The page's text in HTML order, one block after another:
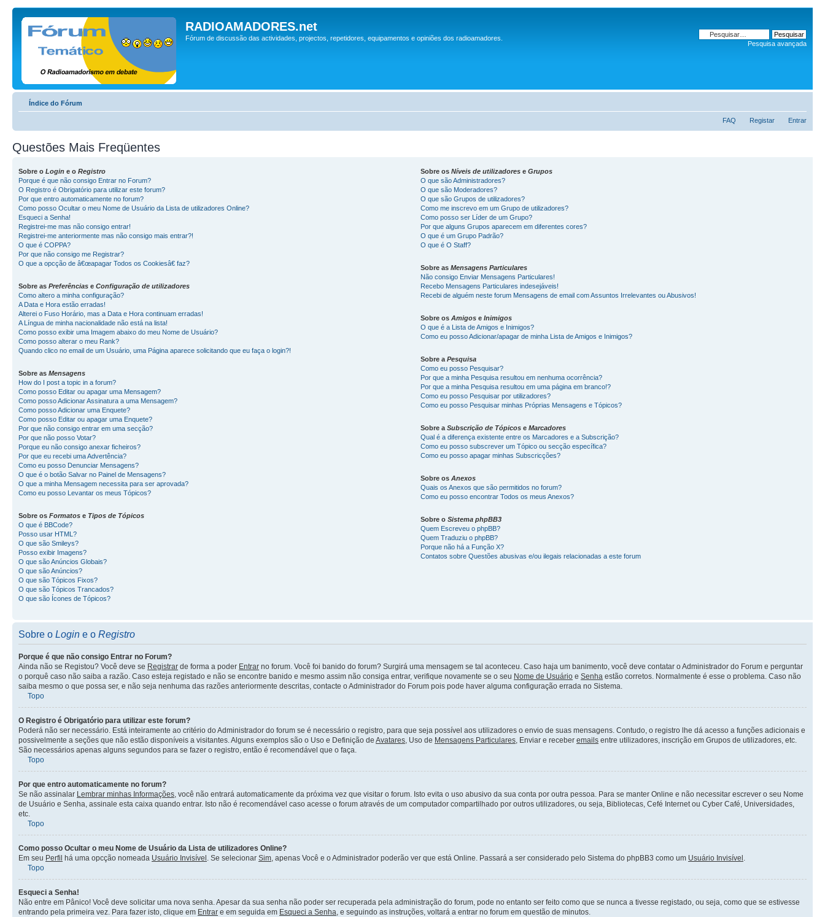
RADIOAMADORES.net
Fórum de discussão das actividades, projectos, repetidores, equipamentos e opiniões dos radioamadores.
Pesquisa avançada
Índice do Fórum
FAQ Registar Entrar
Questões Mais Freqüentes
Sobre o Login e o Registro
Porque é que não consigo Entrar no Forum?
O Registro é Obrigatório para utilizar este forum?
Por que entro automaticamente no forum?
Como posso Ocultar o meu Nome de Usuário da Lista de utilizadores Online?
Esqueci a Senha!
Registrei-me mas não consigo entrar!
Registrei-me anteriormente mas não consigo mais entrar?!
O que é COPPA?
Por que não consigo me Registrar?
O que a opcção de â€œapagar Todos os Cookiesâ€ faz?
Sobre as Preferências e Configuração de utilizadores
Como altero a minha configuração?
A Data e Hora estão erradas!
Alterei o Fuso Horário, mas a Data e Hora continuam erradas!
A Língua de minha nacionalidade não está na lista!
Como posso exibir uma Imagem abaixo do meu Nome de Usuário?
Como posso alterar o meu Rank?
Quando clico no email de um Usuário, uma Página aparece solicitando que eu faça o login?!
Sobre as Mensagens
How do I post a topic in a forum?
Como posso Editar ou apagar uma Mensagem?
Como posso Adicionar Assinatura a uma Mensagem?
Como posso Adicionar uma Enquete?
Como posso Editar ou apagar uma Enquete?
Por que não consigo entrar em uma secção?
Por que não posso Votar?
Porque eu não consigo anexar ficheiros?
Por que eu recebi uma Advertência?
Como eu posso Denunciar Mensagens?
O que é o botão Salvar no Painel de Mensagens?
O que a minha Mensagem necessita para ser aprovada?
Como eu posso Levantar os meus Tópicos?
Sobre os Formatos e Tipos de Tópicos
O que é BBCode?
Posso usar HTML?
O que são Smileys?
Posso exibir Imagens?
O que são Anúncios Globais?
O que são Anúncios?
O que são Tópicos Fixos?
O que são Tópicos Trancados?
O que são Ícones de Tópicos?
Sobre os Níveis de utilizadorese Grupos
O que são Administradores?
O que são Moderadores?
O que são Grupos de utilizadores?
Como me inscrevo em um Grupo de utilizadores?
Como posso ser Líder de um Grupo?
Por que alguns Grupos aparecem em diferentes cores?
O que é um Grupo Padrão?
O que é O Staff?
Sobre as Mensagens Particulares
Não consigo Enviar Mensagens Particulares!
Recebo Mensagens Particulares indesejáveis!
Recebi de alguém neste forum Mensagens de email com Assuntos Irrelevantes ou Abusivos!
Sobre os Amigose Inimigos
O que é a Lista de Amigos e Inimigos?
Como eu posso Adicionar/apagar de minha Lista de Amigos e Inimigos?
Sobre a Pesquisa
Como eu posso Pesquisar?
Por que a minha Pesquisa resultou em nenhuma ocorrência?
Por que a minha Pesquisa resultou em uma página em branco!?
Como eu posso Pesquisar por utilizadores?
Como eu posso Pesquisar minhas Próprias Mensagens e Tópicos?
Sobre a Subscrição de Tópicose Marcadores
Qual é a diferença existente entre os Marcadores e a Subscrição?
Como eu posso subscrever um Tópico ou secção específica?
Como eu posso apagar minhas Subscricções?
Sobre os Anexos
Quais os Anexos que são permitidos no forum?
Como eu posso encontrar Todos os meus Anexos?
Sobre o Sistema phpBB3
Quem Escreveu o phpBB?
Quem Traduziu o phpBB?
Porque não há a Função X?
Contatos sobre Questões abusivas e/ou ilegais relacionadas a este forum
Sobre o Login e o Registro
Porque é que não consigo Entrar no Forum?
Ainda não se Registou? Você deve se Registrar de forma a poder Entrar no forum. Você foi banido do forum? Surgirá uma mensagem se tal aconteceu. Caso haja um banimento, você deve contatar o Administrador do Forum e perguntar
o porquê caso não saiba a razão. Caso esteja registado e não se encontre banido e mesmo assim não consiga entrar, verifique novamente se o seu Nome de Usuário e Senha estão corretos. Normalmente é esse o problema. Caso não
saiba mesmo o que possa ser, e não seja nenhuma das razões anteriormente descritas, contacte o Administrador do Forum pois pode haver alguma configuração errada no Sistema.
Topo
O Registro é Obrigatório para utilizar este forum?
Poderá não ser necessário. Está inteiramente ao critério do Administrador do forum se é necessário o registro, para que seja possível aos utilizadores o envio de suas mensagens. Contudo, o registro lhe dá acesso a funções adicionais e
possivelmente a seções que não estão disponíveis a visitantes. Alguns exemplos são o Uso e Definição de Avatares, Uso de Mensagens Particulares, Enviar e receber emails entre utilizadores, inscrição em Grupos de utilizadores, etc.
São necessários apenas alguns segundos para se fazer o registro, então é recomendável que o faça.
Topo
Por que entro automaticamente no forum?
Se não assinalar Lembrar minhas Informações, você não entrará automaticamente da próxima vez que visitar o forum. Isto evita o uso abusivo da sua conta por outra pessoa. Para se manter Online e não necessitar escrever o seu Nome
de Usuário e Senha, assinale esta caixa quando entrar. Isto não é recomendável caso acesse o forum através de um computador compartilhado por outros utilizadores, ou seja, Bibliotecas, Cefé Internet ou Cyber Café, Universidades,
etc.
Topo
Como posso Ocultar o meu Nome de Usuário da Lista de utilizadores Online?
Em seu Perfil há uma opcção nomeada Usuário Invisível . Se selecionar Sim, apenas Você e o Administrador poderão ver que está Online. Passará a ser considerado pelo Sistema do phpBB3 como um Usuário Invisível .
Topo
Esqueci a Senha!
Não entre em Pânico! Você deve solicitar uma nova senha. Apesar da sua senha não poder ser recuperada pela administração do forum, pode no entanto ser feito como que se nunca a tivesse registado, ou seja, como que se estivesse
entrando pela primeira vez. Para fazer isto, clique em Entrar e em seguida em Esqueci a Senha, e seguindo as instruções, voltará a entrar no forum em questão de minutos.